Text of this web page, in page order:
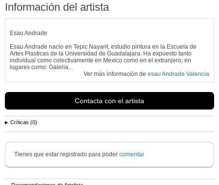
Información del artista
Esau Andrade
Esau Andrade nacio en Tepic Nayarit, estudio pintura en la Escuela de
Artes Plasticas de la Universidad de Guadalajara. Ha expuesto tanto
individual como colectivamente en Mexico como en el extranjero; en
lugares como: Galeria...
Ver más información de esau Andrade Valencia
Contacta con el artista
Críticas (0)
Tienes que estar registrado para poder comentar